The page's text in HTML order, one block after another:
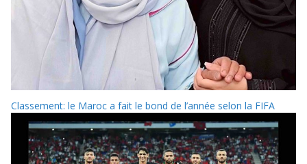
Classement: le Maroc a fait le bond de l’année selon la FIFA